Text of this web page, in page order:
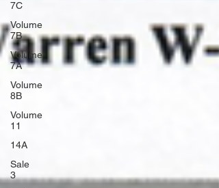
7C
Volume
7B
Volume
7A
Volume
8B
Volume
11
14A
Sale
3